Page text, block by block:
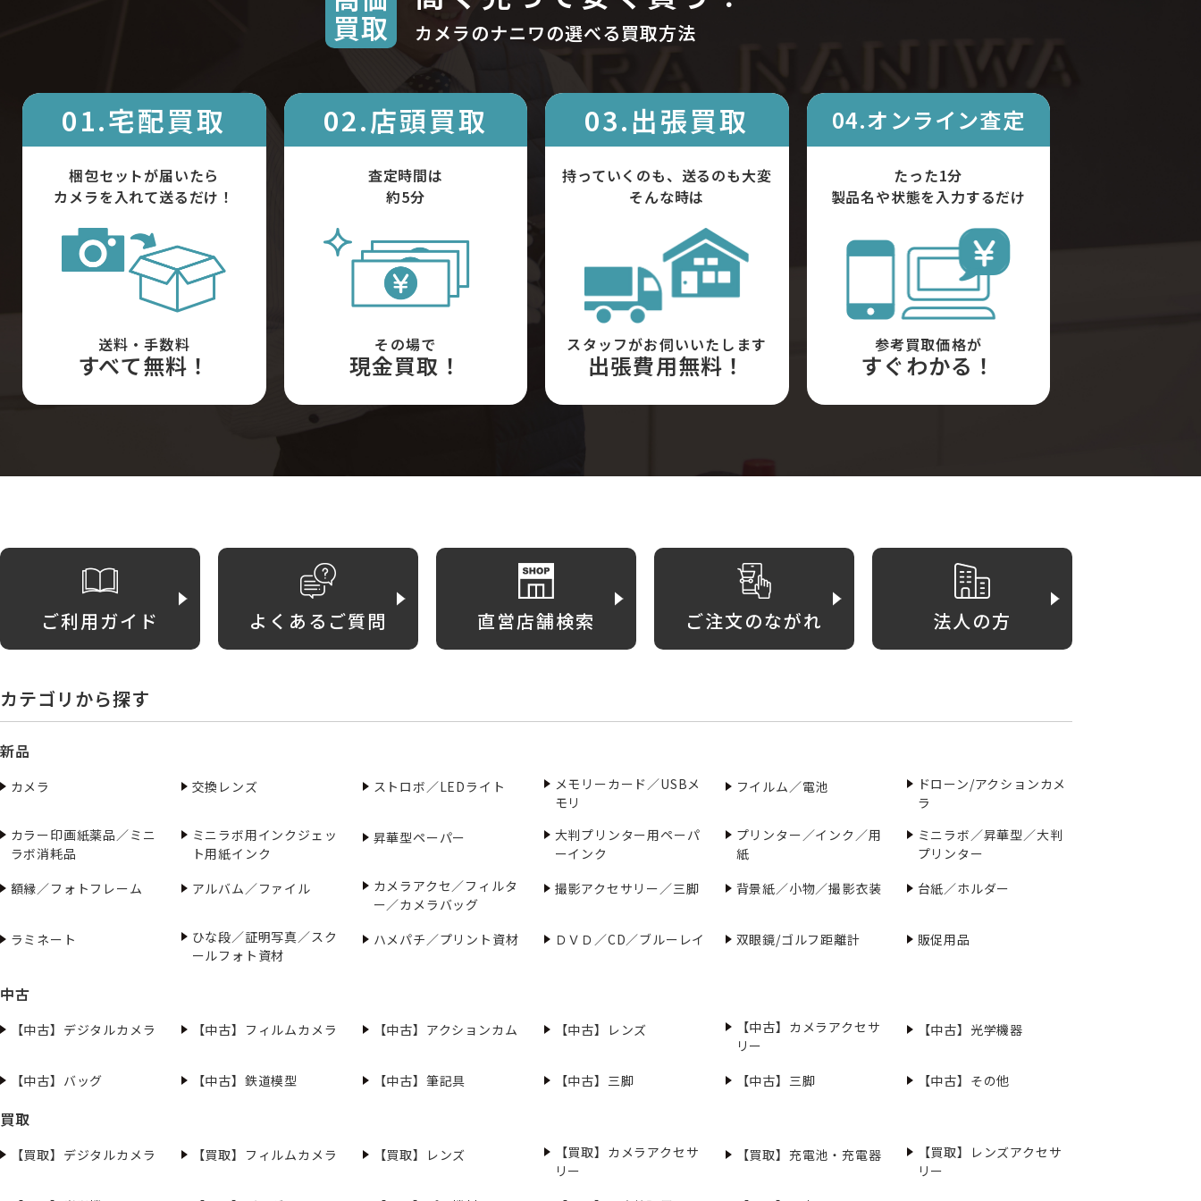
買取 カメラのナニワの選べる買取方法
01.宅配買取
梱包セットが届いたら
カメラを入れて送るだけ！
送料・手数料
すべて無料！
02.店頭買取
査定時間は
約5分
その場で
現金買取！
03.出張買取
持っていくのも、送るのも大変
そんな時は
スタッフがお伺いいたします
出張費用無料！
04.オンライン査定
たった1分
製品名や状態を入力するだけ
参考買取価格が
すぐわかる！
ご利用ガイド よくあるご質問 直営店舗検索 ご注文のながれ 法人の方
カテゴリから探す
新品
カメラ 交換レンズ ストロボ／LEDライト
メモリーカード／USBメ
モリ
フイルム／電池
ドローン/アクションカメ
ラ
カラー印画紙薬品／ミニ
ラボ消耗品
ミニラボ用インクジェッ
ト用紙インク
昇華型ペーパー
大判プリンター用ペーパ
ーインク
プリンター／インク／用
紙
ミニラボ／昇華型／大判
プリンター
額縁／フォトフレーム
アルバム／ファイル
カメラアクセ／フィルタ
ー／カメラバッグ
撮影アクセサリー／三脚 背景紙／小物／撮影衣装 台紙／ホルダー
ラミネート
ひな段／証明写真／スク
ールフォト資材
ハメパチ／プリント資材 ＤＶＤ／CD／ブルーレイ 双眼鏡/ゴルフ距離計 販促用品
中古
【中古】デジタルカメラ 【中古】フィルムカメラ 【中古】アクションカム 【中古】レンズ
【中古】カメラアクセサ
リー
【中古】光学機器
【中古】バッグ 【中古】鉄道模型 【中古】筆記具 【中古】三脚 【中古】三脚 【中古】その他
買取
【買取】デジタルカメラ 【買取】フィルムカメラ 【買取】レンズ
【買取】カメラアクセサ
リー
【買取】充電池・充電器
【買取】レンズアクセサ
リー